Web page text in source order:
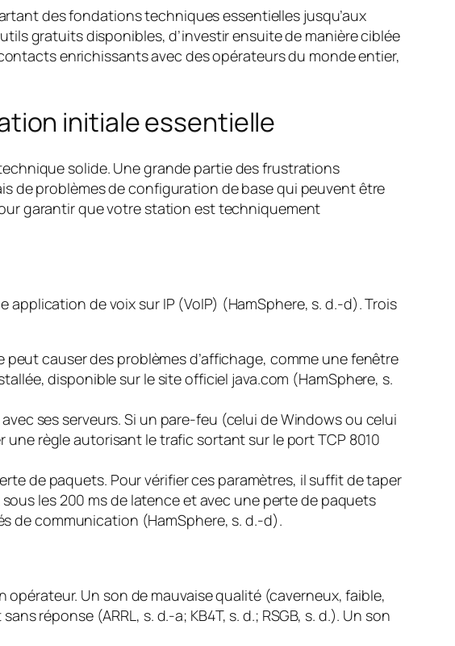
des fondations techniques essentielles jusqu’aux
gratuits disponibles, d’investir ensuite de manière ciblée
enrichissants avec des opérateurs du monde entier,
initiale essentielle
solide. Une grande partie des frustrations
de problèmes de configuration de base qui peuvent être
garantir que votre station est techniquement
application de voix sur IP (VoIP) (HamSphere, s. d.-d). Trois
causer des problèmes d’affichage, comme une fenêtre
disponible sur le site officiel java.com (HamSphere, s.
ses serveurs. Si un pare-feu (celui de Windows ou celui
règle autorisant le trafic sortant sur le port TCP 8010
de paquets. Pour vérifier ces paramètres, il suffit de taper
les 200 ms de latence et avec une perte de paquets
de communication (HamSphere, s. d.-d).
opérateur. Un son de mauvaise qualité (caverneux, faible,
réponse (ARRL, s. d.-a; KB4T, s. d.; RSGB, s. d.). Un son